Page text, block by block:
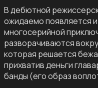
В дебютной
ожидаемо появляется
многосерийной
разворачиваются
которая решается
прихватив деньги
банды (его образ